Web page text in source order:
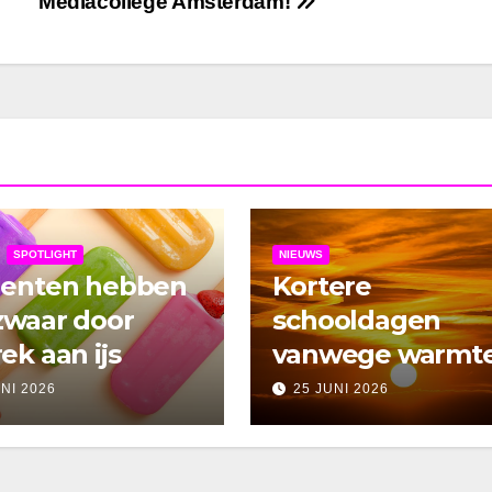
SPOTLIGHT
hebben
door
aan ijs
2026
NIEUWS
Kortere
schooldagen
vanwege
25 JUNI 2026